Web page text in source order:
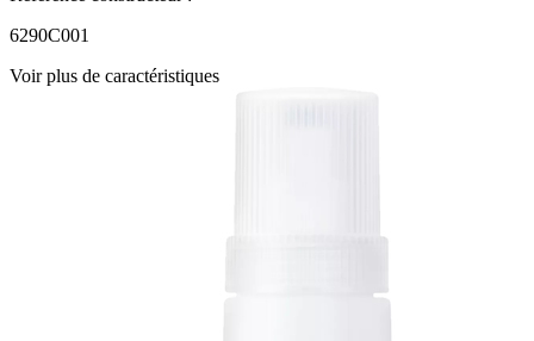
6290C001
Voir plus de caractéristiques